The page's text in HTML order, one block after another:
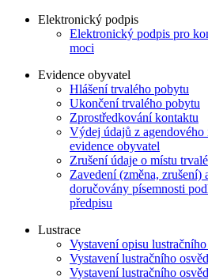
Elektronický podpis
Elektronický podpis pro
moci
Evidence obyvatel
Hlášení trvalého pobytu
Ukončení trvalého pobytu
Zprostředkování kontaktu
Výdej údajů z agendového
evidence obyvatel
Zrušení údaje o místu
Zavedení (změna, zrušení)
doručovány písemnosti
předpisu
Lustrace
Vystavení opisu
Vystavení lustračního
Vystavení lustračního